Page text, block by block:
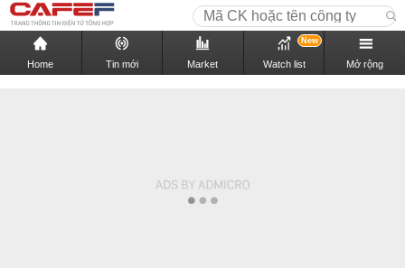
Home Tin mới Market Watch list
New
Mở rộng